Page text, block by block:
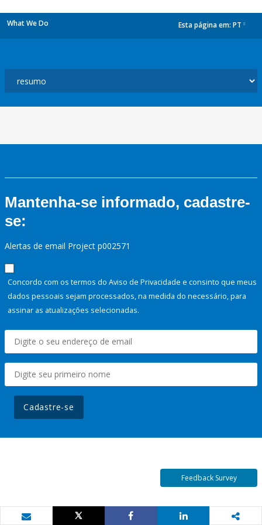
What We Do Esta página em: PT
Mantenha-se informado, cadastre-
se:
Alertas de email Project p002571
Concordo com os termos do Aviso de Privacidade e consinto que meus
dados pessoais sejam processados, na medida do necessário, para
assinar as atualizações selecionadas.
Cadastre-se
Feedback Survey